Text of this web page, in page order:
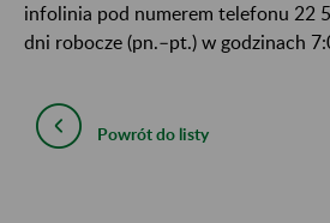
infolinia pod numerem telefonu 22
dni robocze (pn.–pt.) w godzinach
Powrót do listy